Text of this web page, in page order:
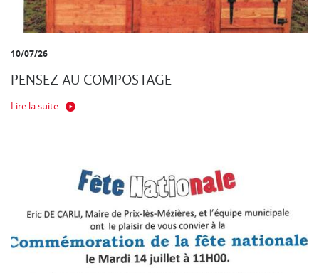
10/07/26
PENSEZ AU COMPOSTAGE
Lire la suite